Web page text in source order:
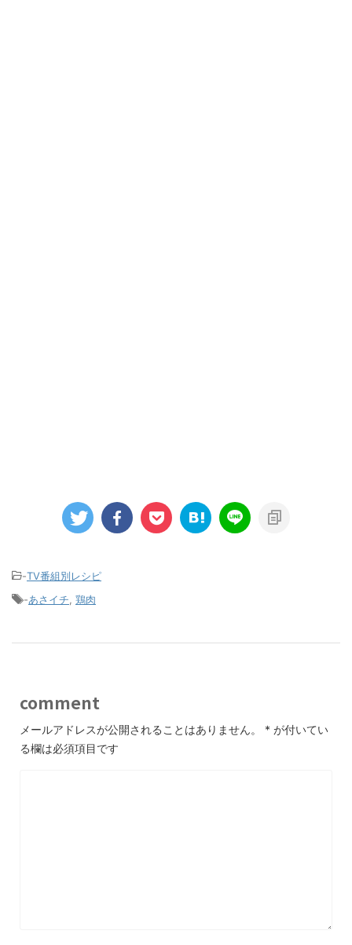
-TV番組別レシピ
-あさイチ 鶏肉
comment
メールアドレスが公開されることはありません。 * が付いてい
る欄は必須項目です